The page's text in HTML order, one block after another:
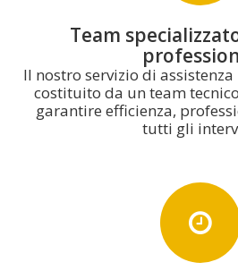
Team
Il nostro servizio di
costituito da un team
garantire efficienza,
tutti gli